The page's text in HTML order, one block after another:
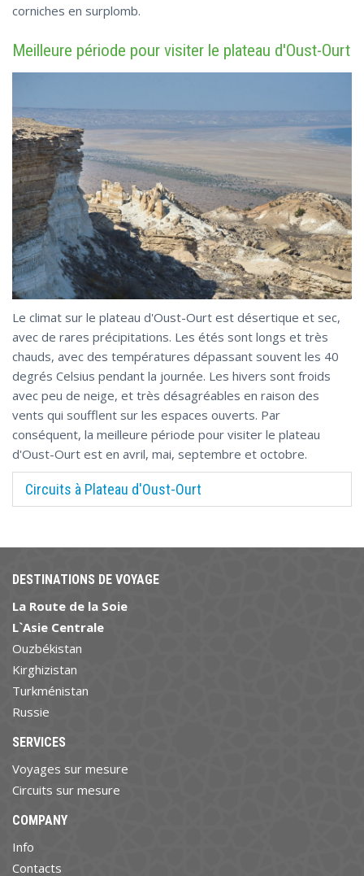
corniches en surplomb.
Meilleure période pour visiter le plateau d'Oust-Ourt
Le climat sur le plateau d'Oust-Ourt est désertique et sec,
avec de rares précipitations. Les étés sont longs et très
chauds, avec des températures dépassant souvent les 40
degrés Celsius pendant la journée. Les hivers sont froids
avec peu de neige, et très désagréables en raison des
vents qui soufflent sur les espaces ouverts. Par
conséquent, la meilleure période pour visiter le plateau
d'Oust-Ourt est en avril, mai, septembre et octobre.
Circuits à Plateau d'Oust-Ourt
DESTINATIONS DE VOYAGE
La Route de la Soie
L`Asie Centrale
Ouzbékistan
Kirghizistan
Turkménistan
Russie
SERVICES
Voyages sur mesure
Circuits sur mesure
COMPANY
Info
Contacts